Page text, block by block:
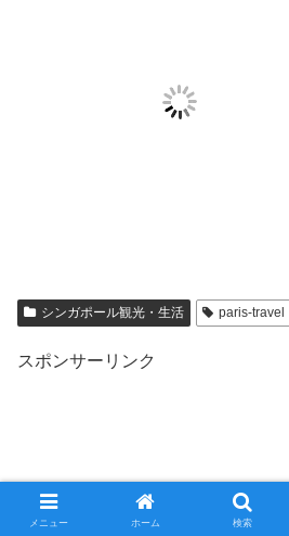
シンガポール観光・生活 paris-travel
スポンサーリンク
メニュー ホーム 検索